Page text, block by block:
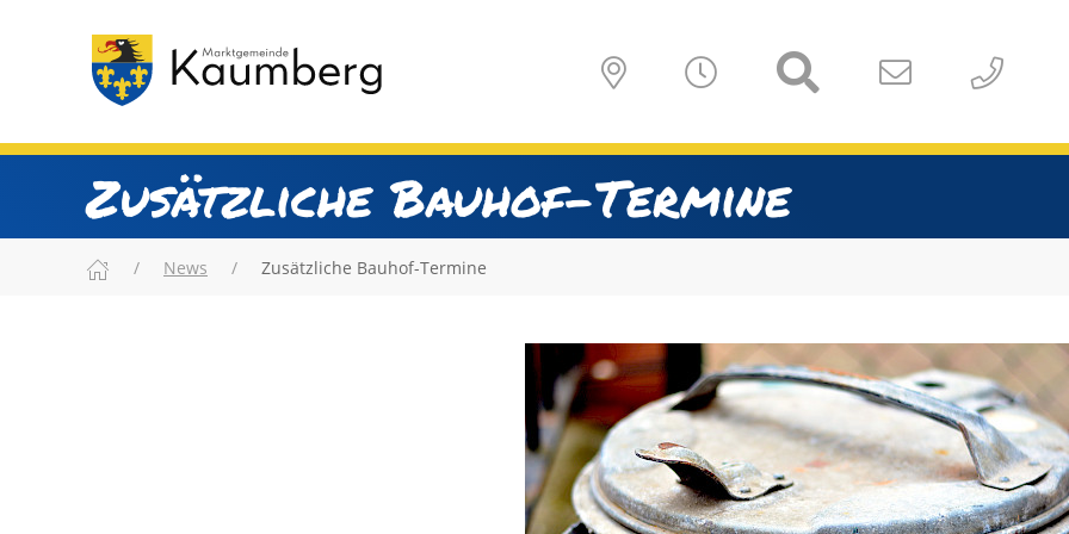
Zusätzliche Bauhof-Termine
News Zusätzliche Bauhof-Termine